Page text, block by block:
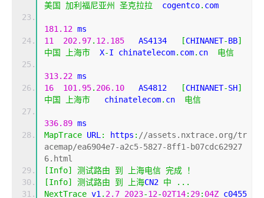
美国
加利福尼亚州 圣克拉拉
  cogentco
. com
181.12 ms
11
202.97. 12.185
   AS4134
[CHINANET-BB]
中国
上海市
  X
-I chinatelecom. com. cn 电信
313.22 ms
16
101.95. 206.10
   AS4812
[CHINANET-SH]
中国
上海市
   chinatelecom
. cn 电信
336.89 ms
MapTrace URL: https : //assets.nxtrace.org/tr
acemap/ea6904e7-a2c5-5827-8ff1-b07cdc62927
6.html
[Info] 测试路由 到 上海电信 完成
！
[Info] 测试路由 到 上海CN2 中
...
NextTrace v1. 2.7 2023-12-02T14: 29: 04Z c0455